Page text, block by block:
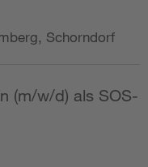
Schorndorf
(m/w/d) als SOS-